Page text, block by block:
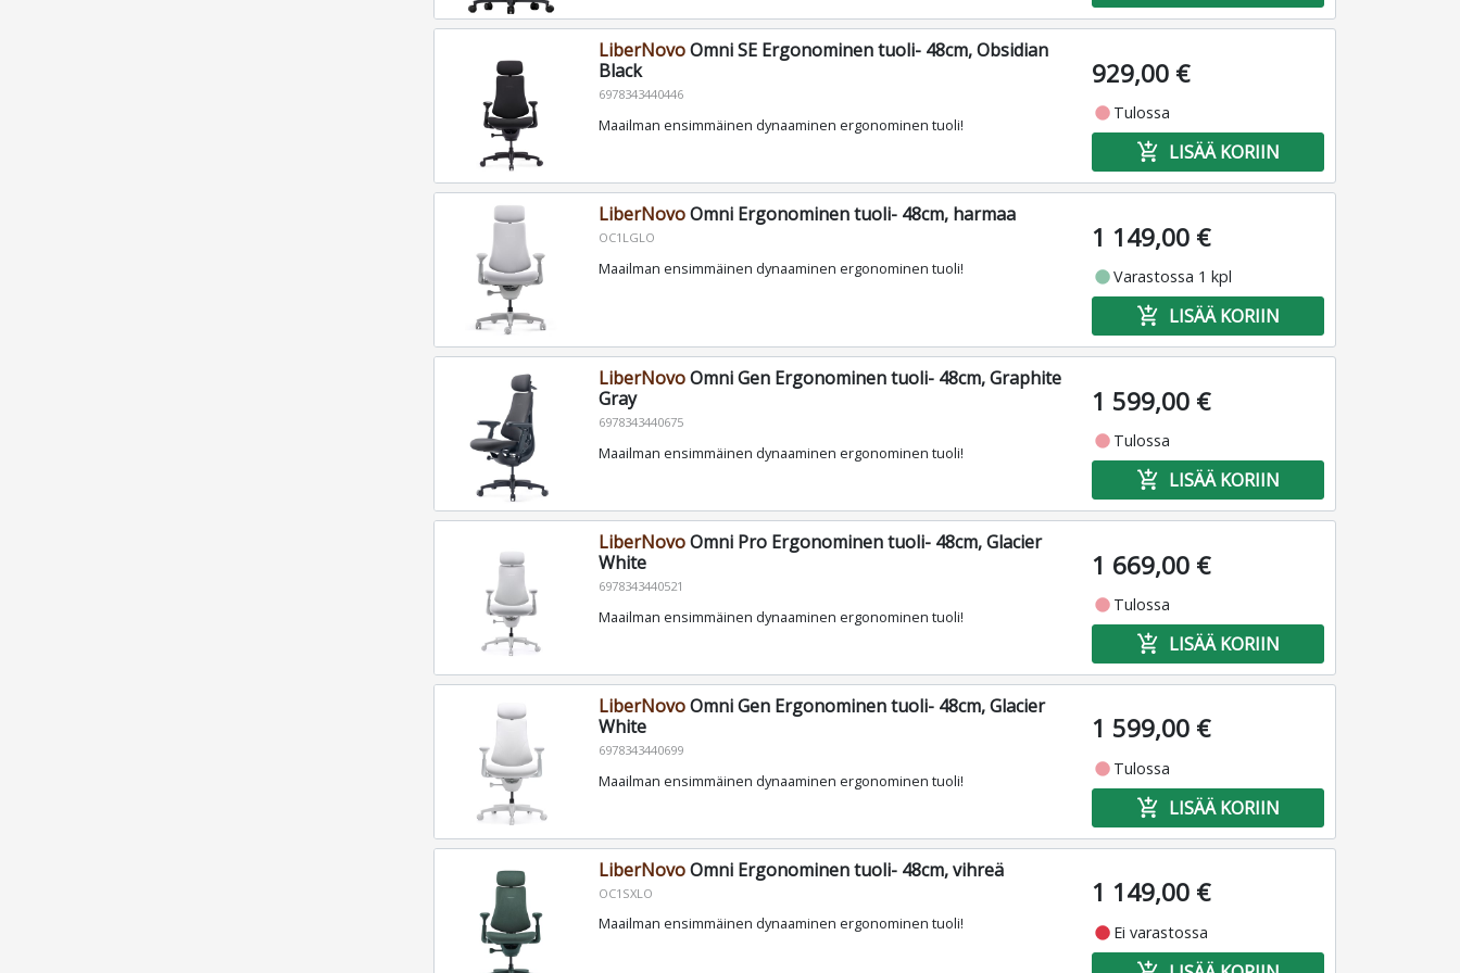
LiberNovoOmni SE Ergonominen tuoli- 48cm, Obsidian
Black
6978343440446
Maailman ensimmäinen dynaaminen ergonominen tuoli!
929,00 €
fiber_manual_record Tulossa
add_shopping_cart LISÄÄ KORIIN
LiberNovoOmni Ergonominen tuoli- 48cm, harmaa
OC1LGLO
Maailman ensimmäinen dynaaminen ergonominen tuoli!
1 149,00 €
fiber_manual_recordVarastossa 1 kpl
add_shopping_cart LISÄÄ KORIIN
LiberNovoOmni Gen Ergonominen tuoli- 48cm, Graphite
Gray
6978343440675
Maailman ensimmäinen dynaaminen ergonominen tuoli!
1 599,00 €
fiber_manual_record Tulossa
add_shopping_cart LISÄÄ KORIIN
LiberNovoOmni Pro Ergonominen tuoli- 48cm, Glacier
White
6978343440521
Maailman ensimmäinen dynaaminen ergonominen tuoli!
1 669,00 €
fiber_manual_record Tulossa
add_shopping_cart LISÄÄ KORIIN
LiberNovoOmni Gen Ergonominen tuoli- 48cm, Glacier
White
6978343440699
Maailman ensimmäinen dynaaminen ergonominen tuoli!
1 599,00 €
fiber_manual_record Tulossa
add_shopping_cart LISÄÄ KORIIN
LiberNovoOmni Ergonominen tuoli- 48cm, vihreä
OC1SXLO
Maailman ensimmäinen dynaaminen ergonominen tuoli!
1 149,00 €
fiber_manual_record Ei varastossa